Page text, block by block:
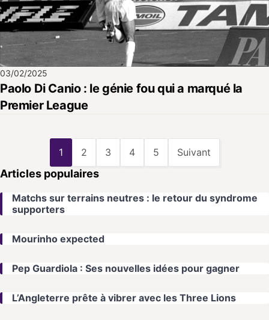
03/02/2025
Paolo Di Canio : le génie fou qui a marqué la
Premier League
1 2 3 4 5 Suivant
Articles populaires
Matchs sur terrains neutres : le retour du syndrome
supporters
Mourinho expected
Pep Guardiola : Ses nouvelles idées pour gagner
L’Angleterre prête à vibrer avec les Three Lions